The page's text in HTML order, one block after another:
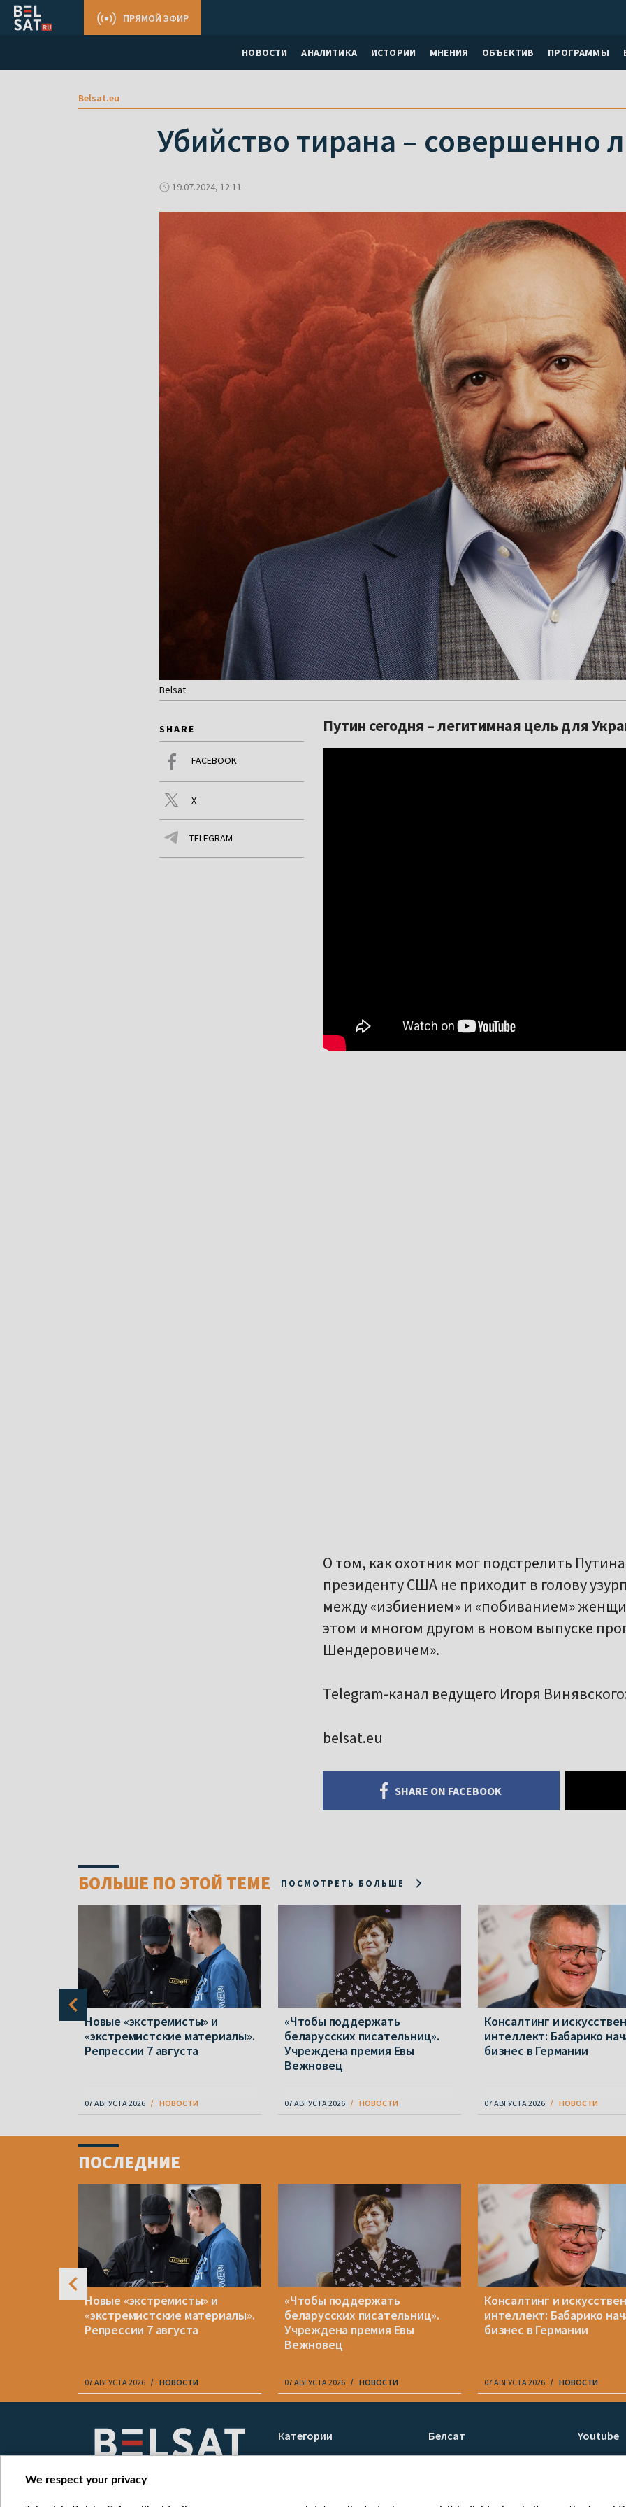
НОВОСТИ АНАЛИТИКА ИСТОРИИ МНЕНИЯ ОБЪЕКТИВ ПРОГРАММЫ
ПРЯМОЙ ЭФИР
Belsat.eu
Убийство тирана – совершенно
19.07.2024, 12:11
Belsat
SHARE
FACEBOOK
X
TELEGRAM
Путин сегодня – легитимная цель для
О том, как охотник мог подстрелить
президенту США не приходит в голову
между «избиением» и «побиванием»
этом и многом другом в новом выпуске
Шендеровичем».
Telegram-канал ведущего Игоря
belsat.eu
SHARE ON FACEBOOK
БОЛЬШЕ ПО ЭТОЙ ТЕМЕ ПОСМОТРЕТЬ БОЛЬШЕ
Новые «экстремисты» и
«экстремистские материалы».
Репрессии 7 августа
07 АВГУСТА 2026 НОВОСТИ
«Чтобы поддержать
беларусских писательниц».
Учреждена премия Евы
Вежновец
07 АВГУСТА 2026 НОВОСТИ
Консалтинг и
интеллект: Бабарико
бизнес в Германии
07 АВГУСТА 2026 НОВОСТИ
ПОСЛЕДНИЕ
Новые «экстремисты» и
«экстремистские материалы».
Репрессии 7 августа
07 АВГУСТА 2026 НОВОСТИ
«Чтобы поддержать
беларусских писательниц».
Учреждена премия Евы
Вежновец
07 АВГУСТА 2026 НОВОСТИ
Консалтинг и
интеллект: Бабарико
бизнес в Германии
07 АВГУСТА 2026 НОВОСТИ
10
Категории
Новости
Белсат
О нас
Youtube
Белсат
We respect your privacy